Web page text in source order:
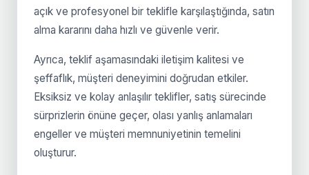
açık ve profesyonel bir teklifle karşılaştığında, satın
alma kararını daha hızlı ve güvenle verir.
Ayrıca, teklif aşamasındaki iletişim kalitesi ve
şeffaflık, müşteri deneyimini doğrudan etkiler.
Eksiksiz ve kolay anlaşılır teklifler, satış sürecinde
sürprizlerin önüne geçer, olası yanlış anlamaları
engeller ve müşteri memnuniyetinin temelini
oluşturur.